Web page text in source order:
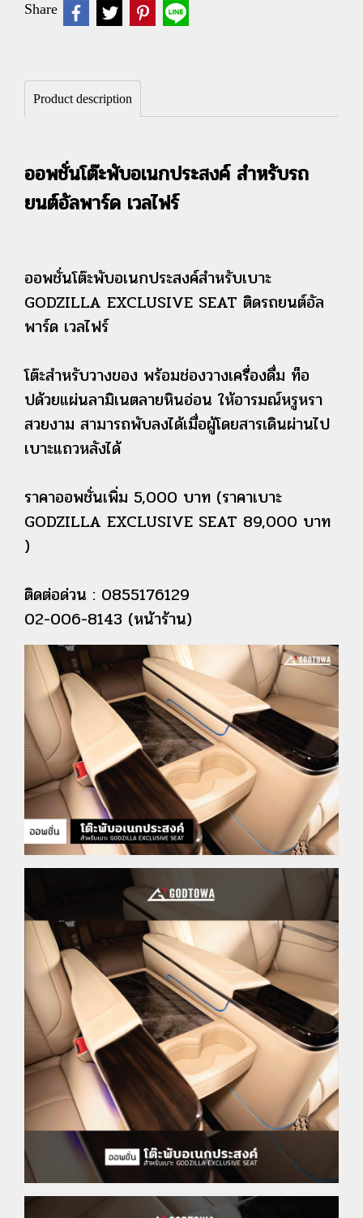
Share
Product description
ออพชั่นโต๊ะพับอเนกประสงค์ สำหรับรถ
ยนต์อัลพาร์ด เวลไฟร์
ออพชั่นโต๊ะพับอเนกประสงค์สำหรับเบาะ
GODZILLA EXCLUSIVE SEAT ติดรถยนต์อัล
พาร์ด เวลไฟร์
โต๊ะสำหรับวางของ พร้อมช่องวางเครื่องดื่ม ท็อ
ปด้วยแผ่นลามิเนตลายหินอ่อน ให้อารมณ์หรูหรา
สวยงาม สามารถพับลงได้เมื่อผู้โดยสารเดินผ่านไป
เบาะแถวหลังได้
ราคาออพชั่นเพิ่ม 5,000 บาท (ราคาเบาะ
GODZILLA EXCLUSIVE SEAT 89,000 บาท
)
ติดต่อด่วน : 0855176129
02-006-8143 (หน้าร้าน)